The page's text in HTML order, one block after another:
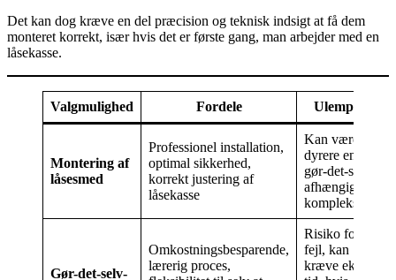
Det kan dog kræve en del præcision og teknisk indsigt at få dem
monteret korrekt, især hvis det er første gang, man arbejder med en
låsekasse.
Valgmulighed Fordele Ulemper
Montering af
låsesmed
Professionel installation,
optimal sikkerhed,
korrekt justering af
låsekasse
Kan være
dyrere end
gør-det-selv,
afhængig af
kompleksitet
Gør-det-selv-
Omkostningsbesparende,
lærerig proces,
Risiko for
fejl, kan
kræve ekstra